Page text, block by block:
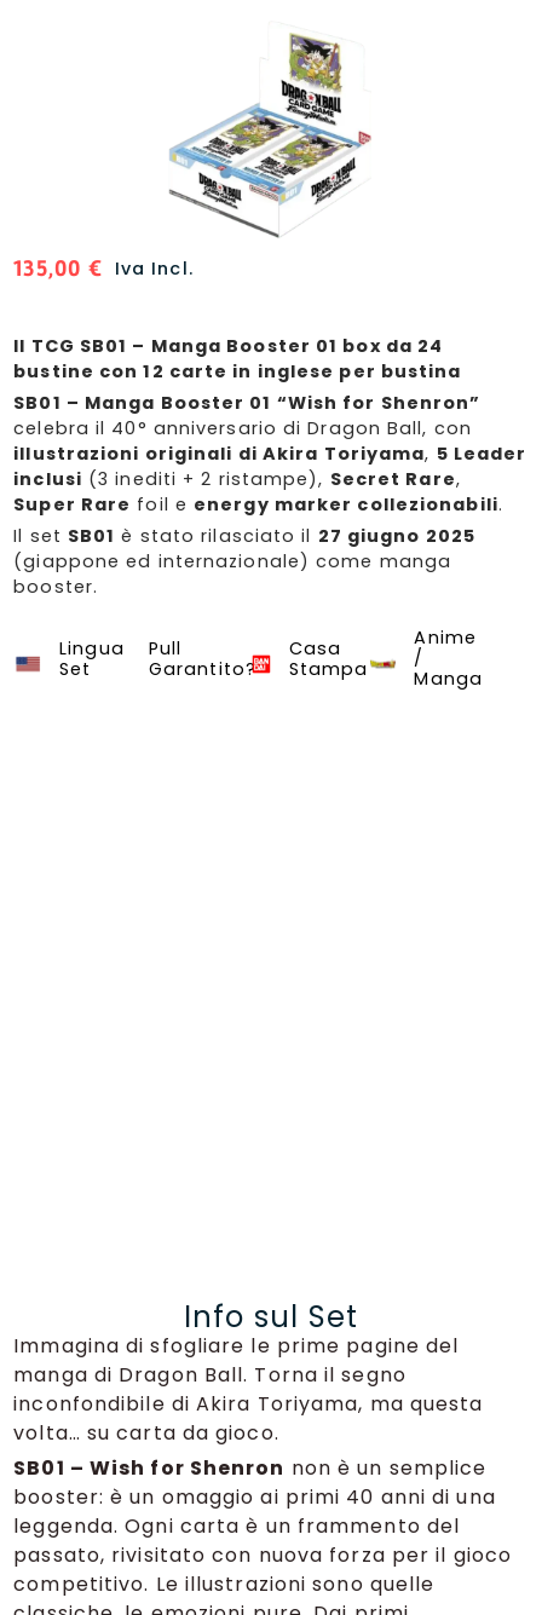
135,00 € Iva Incl.
Il TCG SB01 – Manga Booster 01 box da 24
bustine con 12 carte in inglese per bustina
SB01 – Manga Booster 01 “Wish for Shenron”
celebra il 40° anniversario di Dragon Ball, con
illustrazioni originali di Akira Toriyama, 5 Leader
inclusi (3 inediti + 2 ristampe), Secret Rare,
Super Rare foil e energy marker collezionabili.
Il set SB01 è stato rilasciato il 27 giugno 2025
(giappone ed internazionale) come manga
booster.
Lingua
Set
Pull
Garantito?
Casa
Stampa
Anime
/
Manga
Info sul Set
Immagina di sfogliare le prime pagine del
manga di Dragon Ball. Torna il segno
inconfondibile di Akira Toriyama, ma questa
volta… su carta da gioco.
SB01 – Wish for Shenron non è un semplice
booster: è un omaggio ai primi 40 anni di una
leggenda. Ogni carta è un frammento del
passato, rivisitato con nuova forza per il gioco
competitivo. Le illustrazioni sono quelle